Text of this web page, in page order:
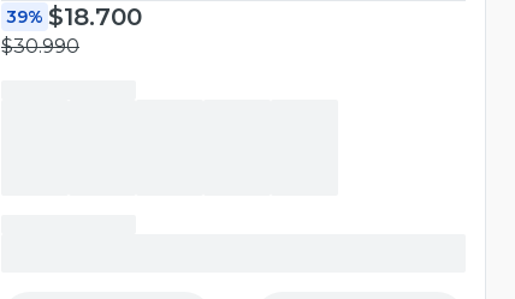
39% $18.700
$30.990